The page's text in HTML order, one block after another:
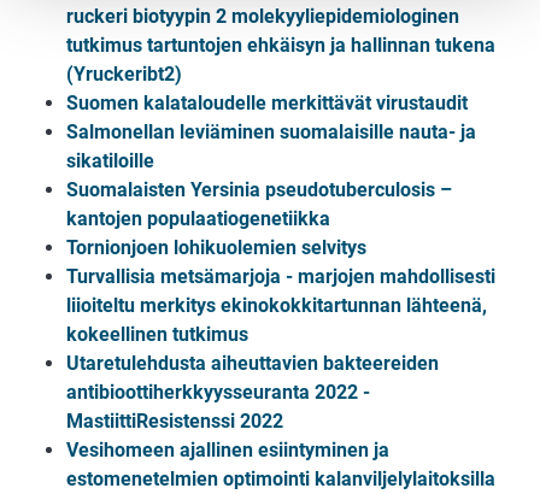
ruckeri biotyypin 2 molekyyliepidemiologinen
tutkimus tartuntojen ehkäisyn ja hallinnan tukena
(Yruckeribt2)
Suomen kalataloudelle merkittävät virustaudit
Salmonellan leviäminen suomalaisille nauta- ja
sikatiloille
Suomalaisten Yersinia pseudotuberculosis –
kantojen populaatiogenetiikka
Tornionjoen lohikuolemien selvitys
Turvallisia metsämarjoja - marjojen mahdollisesti
liioiteltu merkitys ekinokokkitartunnan lähteenä,
kokeellinen tutkimus
Utaretulehdusta aiheuttavien bakteereiden
antibioottiherkkyysseuranta 2022 -
MastiittiResistenssi 2022
Vesihomeen ajallinen esiintyminen ja
estomenetelmien optimointi kalanviljelylaitoksilla